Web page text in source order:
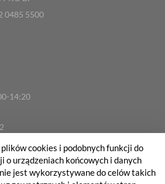
0485 5500
14:20
cookies i podobnych funkcji do
o urządzeniach końcowych i danych
jest wykorzystywane do celów takich